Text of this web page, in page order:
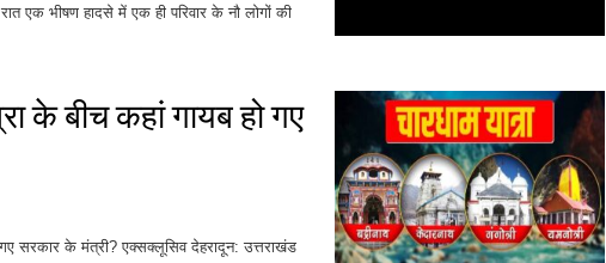
एक भीषण हादसे में एक ही परिवार के नौ लोगों की
के बीच कहां गायब हो गए
सरकार के मंत्री? एक्सक्लूसिव देहरादून: उत्तराखंड